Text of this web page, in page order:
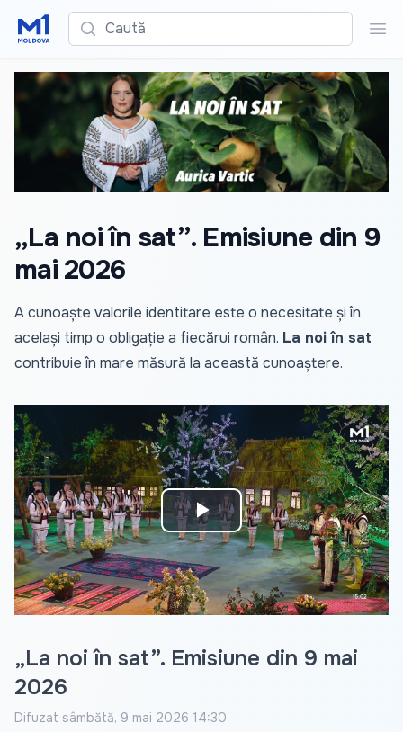
Caută
„La noi în sat”. Emisiune din 9
mai 2026
A cunoaște valorile identitare este o necesitate și în
același timp o obligație a fiecărui român. La noi în sat
contribuie în mare măsură la această cunoaștere.
Play
Video
„La noi în sat”. Emisiune din 9 mai
2026
Difuzat sâmbătă, 9 mai 2026 14:30